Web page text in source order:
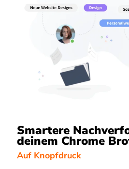
Smartere
deinem Chrome
Auf Knopfdruck